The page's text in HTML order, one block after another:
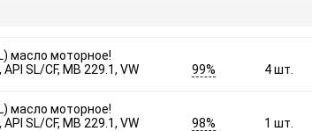
масло моторное!
SL/CF, МВ 229.1, VW
99% 4шт.
масло моторное!
SL/CF, МВ 229.1, VW
98% 1шт.